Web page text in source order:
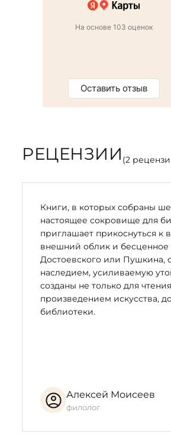
На основе 103 оценок
Оставить отзыв
этапа заказа до доставки.Сервис
плотные,печать хорошая.
РЕЦЕНЗИИ (2
Книги, в которых собраны
настоящее сокровище для
приглашает прикоснуться к
внешний облик и бесценное
Достоевского или Пушкина,
наследием, усиливаемую
созданы не только для
произведением искусства,
библиотеки.
Алексей Моисеев
филолог